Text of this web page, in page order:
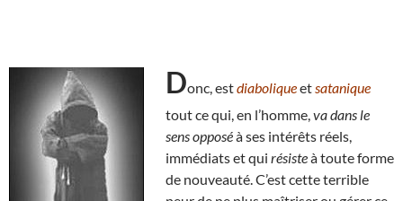
Donc, estdiaboliqueet satanique
tout ce qui, en l’homme, va dans le
sens opposéà ses intérêts réels,
immédiats et qui résisteà toute forme
de nouveauté. C’est cette terrible